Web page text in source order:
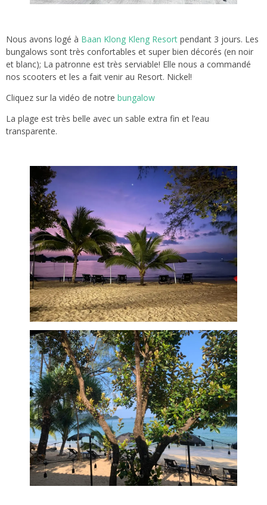
Nous avons logé à Baan Klong Kleng Resort pendant 3 jours. Les
bungalows sont très confortables et super bien décorés (en noir
et blanc); La patronne est très serviable! Elle nous a commandé
nos scooters et les a fait venir au Resort. Nickel!
Cliquez sur la vidéo de notre bungalow
La plage est très belle avec un sable extra fin et l’eau
transparente.